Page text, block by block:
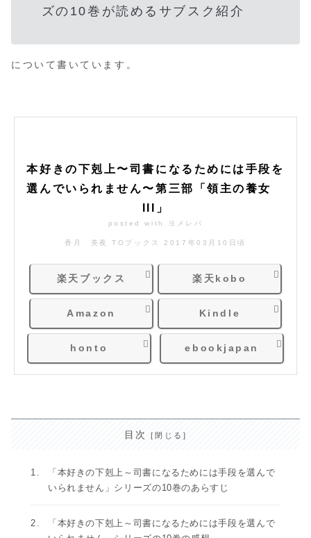
ズの10巻が読めるサブスク紹介
について書いています。
本好きの下剋上〜司書になるためには手段を
選んでいられません〜第三部「領主の養女
III」
posted with ヨメレバ
香月 美夜 TOブックス 2017年03月10日頃
楽天ブックス 楽天kobo
Amazon Kindle
honto ebookjapan
目次
「本好きの下剋上～司書になるためには手段を選んで
いられません」シリーズの10巻のあらすじ
「本好きの下剋上～司書になるためには手段を選んで